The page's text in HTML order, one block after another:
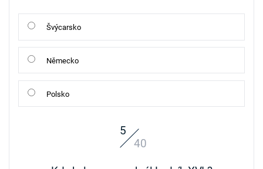
Švýcarsko
Německo
Polsko
5
40